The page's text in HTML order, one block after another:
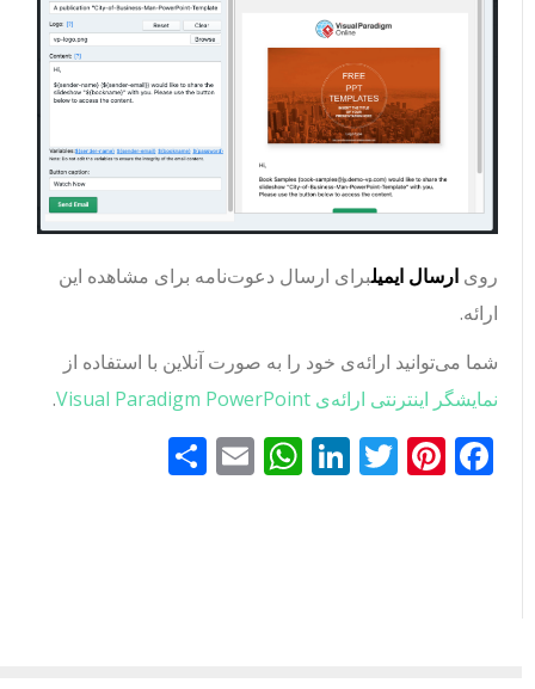
رویارسال ایمیلبرای ارسال دعوت‌نامه برای مشاهده این
ارائه.
شما می‌توانید ارائه‌ی خود را به صورت آنلاین با استفاده از
نمایشگر اینترنتی ارائه‌ی Visual Paradigm PowerPoint
.
Facebook
Pinterest
Twitter
LinkedIn
WhatsApp
Emailاشتراک